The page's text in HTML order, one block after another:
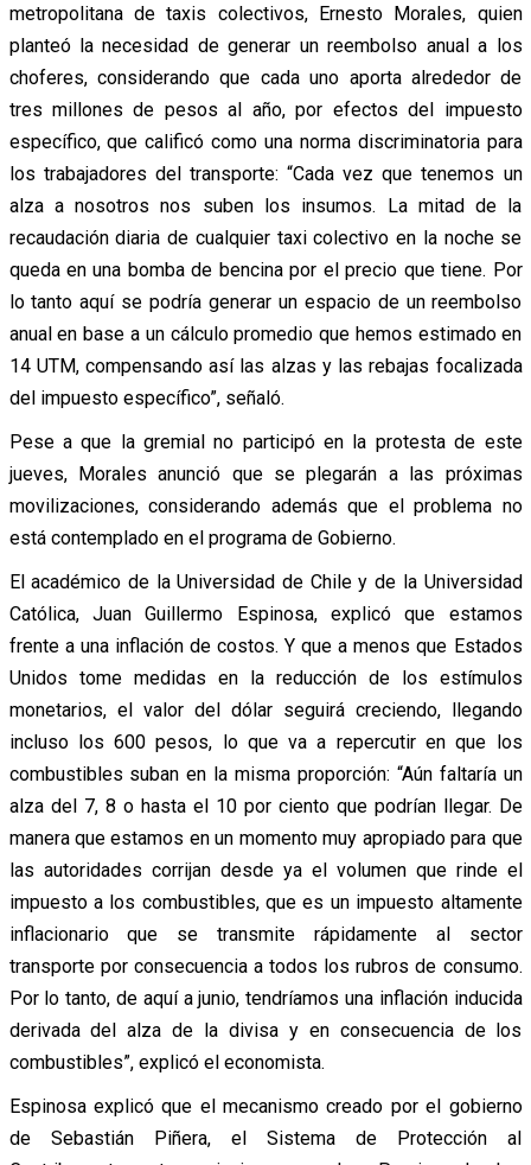
metropolitana de taxis colectivos, Ernesto Morales, quien
planteó la necesidad de generar un reembolso anual a los
choferes, considerando que cada uno aporta alrededor de
tres millones de pesos al año, por efectos del impuesto
específico, que calificó como una norma discriminatoria para
los trabajadores del transporte: “Cada vez que tenemos un
alza a nosotros nos suben los insumos. La mitad de la
recaudación diaria de cualquier taxi colectivo en la noche se
queda en una bomba de bencina por el precio que tiene. Por
lo tanto aquí se podría generar un espacio de un reembolso
anual en base a un cálculo promedio que hemos estimado en
14 UTM, compensando así las alzas y las rebajas focalizada
del impuesto específico”, señaló.
Pese a que la gremial no participó en la protesta de este
jueves, Morales anunció que se plegarán a las próximas
movilizaciones, considerando además que el problema no
está contemplado en el programa de Gobierno.
El académico de la Universidad de Chile y de la Universidad
Católica, Juan Guillermo Espinosa,
explicó que estamos
frente a una inflación de costos. Y que a menos que Estados
Unidos tome medidas en la reducción de los estímulos
monetarios, el valor del dólar seguirá creciendo, llegando
incluso los 600 pesos, lo que va a repercutir en que los
combustibles suban en la misma proporción: “Aún faltaría un
alza del 7, 8 o hasta el 10 por ciento que podrían llegar. De
manera que estamos en un momento muy apropiado para que
las autoridades corrijan desde ya el volumen que rinde el
impuesto a los combustibles, que es un impuesto altamente
inflacionario que se transmite rápidamente al sector
transporte por consecuencia a todos los rubros de consumo.
Por lo tanto, de aquí a junio, tendríamos una inflación inducida
derivada del alza de la divisa y en consecuencia de los
combustibles”, explicó el economista.
Espinosa explicó que el mecanismo creado por el gobierno
de Sebastián Piñera, el Sistema de Protección al